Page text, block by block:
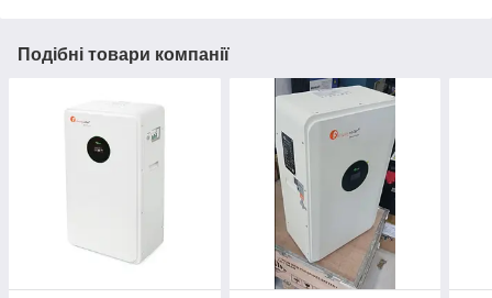
Подібні товари компанії